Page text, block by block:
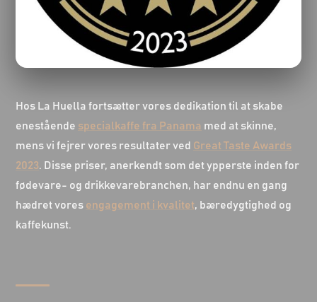
Hos La Huella fortsætter vores dedikation til at skabe
enestående specialkaffe fra Panama med at skinne,
mens vi fejrer vores resultater ved Great Taste Awards
2023. Disse priser, anerkendt som det ypperste inden for
fødevare- og drikkevarebranchen, har endnu en gang
hædret vores engagement i kvalitet, bæredygtighed og
kaffekunst.